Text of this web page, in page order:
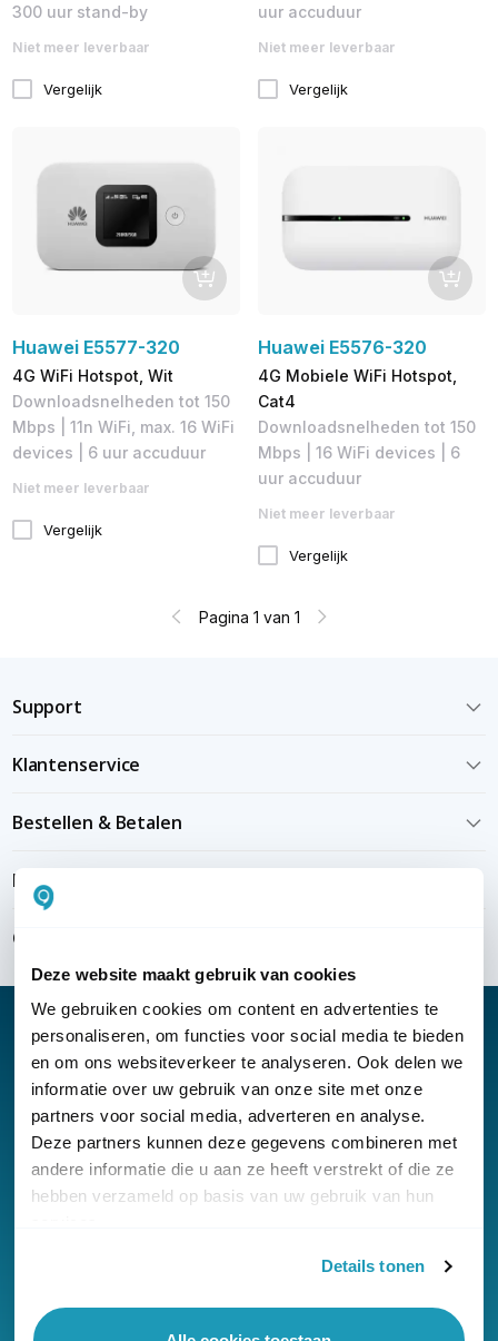
Deze website maakt gebruik van cookies
We gebruiken cookies om content en advertenties te
personaliseren, om functies voor social media te bieden
en om ons websiteverkeer te analyseren. Ook delen we
informatie over uw gebruik van onze site met onze
partners voor social media, adverteren en analyse.
Deze partners kunnen deze gegevens combineren met
andere informatie die u aan ze heeft verstrekt of die ze
hebben verzameld op basis van uw gebruik van hun
Details tonen
300 uur stand-by
Niet meer leverbaar
Vergelijk
uur accuduur
Niet meer leverbaar
Vergelijk
Huawei E5577-320
4G WiFi Hotspot, Wit
Downloadsnelheden tot 150
Mbps | 11n WiFi, max. 16 WiFi
devices | 6 uur accuduur
Niet meer leverbaar
Vergelijk
Huawei E5576-320
4G Mobiele WiFi Hotspot,
Cat4
Downloadsnelheden tot 150
Mbps​ | 16 WiFi devices | 6
uur accuduur
Niet meer leverbaar
Vergelijk
Pagina 1 van 1
Support
Klantenservice
Bestellen & Betalen
Bezorgen & installeren
Over KommaGo
© Copyright KommaGo
Nieuwsbrief
Klantenservice